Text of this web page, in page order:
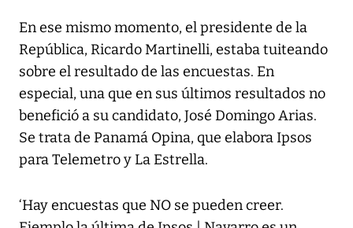
En ese mismo momento, el presidente de la
República, Ricardo Martinelli, estaba tuiteando
sobre el resultado de las encuestas. En
especial, una que en sus últimos resultados no
benefició a su candidato, José Domingo Arias.
Se trata de Panamá Opina, que elabora Ipsos
para Telemetro y La Estrella.
‘Hay encuestas que NO se pueden creer.